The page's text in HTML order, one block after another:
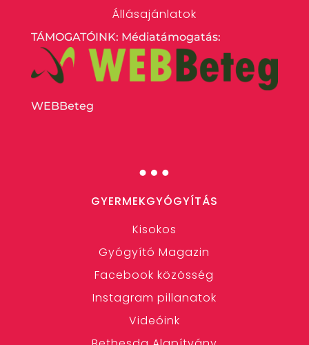
Állásajánlatok
TÁMOGATÓINK: Médiatámogatás:
WEBBeteg
…
GYERMEKGYÓGYÍTÁS
Kisokos
Gyógyító Magazin
Facebook közösség
Instagram pillanatok
Videóink